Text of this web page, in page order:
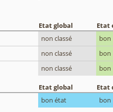
Etat global
Etat
non classé
bon
non classé
bon
non classé
bon
Etat global
Etat
bon état bon